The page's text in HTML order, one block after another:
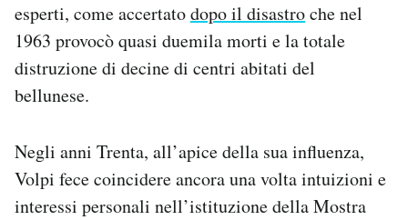
esperti, come accertatodopo il disastroche nel
1963 provocò quasi duemila morti e la totale
distruzione di decine di centri abitati del
bellunese.
Negli anni Trenta, all’apice della sua influenza,
Volpi fece coincidere ancora una volta intuizioni e
interessi personali nell’istituzione della Mostra